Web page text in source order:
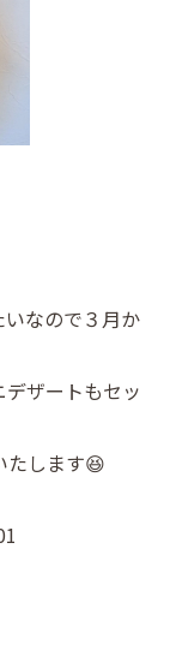
なので３月か
ザートもセッ
たします😆